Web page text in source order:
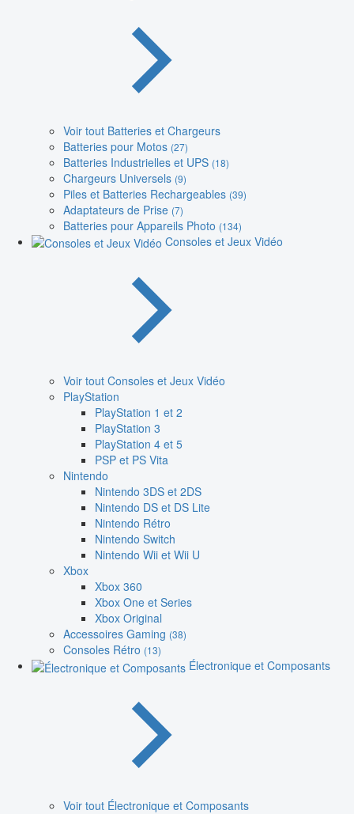
Voir tout Batteries et Chargeurs
Batteries pour Motos (27)
Batteries Industrielles et UPS (18)
Chargeurs Universels (9)
Piles et Batteries Rechargeables (39)
Adaptateurs de Prise (7)
Batteries pour Appareils Photo (134)
Consoles et Jeux Vidéo
Voir tout Consoles et Jeux Vidéo
PlayStation
PlayStation 1 et 2
PlayStation 3
PlayStation 4 et 5
PSP et PS Vita
Nintendo
Nintendo 3DS et 2DS
Nintendo DS et DS Lite
Nintendo Rétro
Nintendo Switch
Nintendo Wii et Wii U
Xbox
Xbox 360
Xbox One et Series
Xbox Original
Accessoires Gaming (38)
Consoles Rétro (13)
Électronique et Composants
Voir tout Électronique et Composants